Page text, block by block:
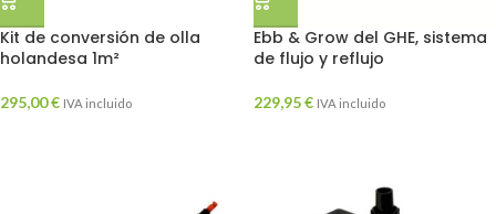
Kit de conversión de olla
holandesa 1m²
295,00€ IVA incluido
Ebb & Grow del GHE, sistema
de flujo y reflujo
229,95€ IVA incluido